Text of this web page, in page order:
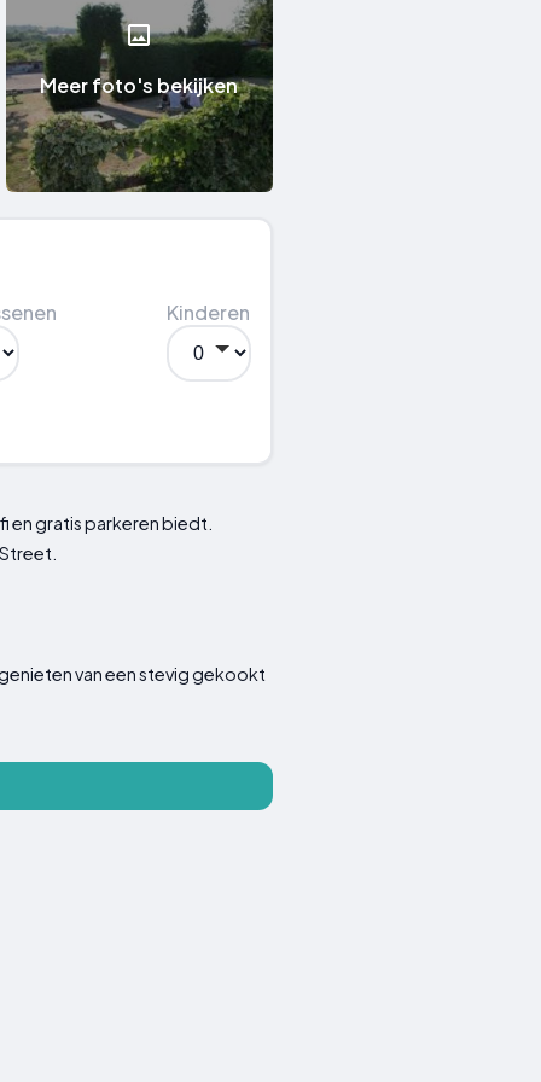
Meer foto's bekijken
Kinderen
en gratis parkeren biedt.
van een stevig gekookt